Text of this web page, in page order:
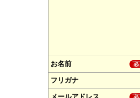
お名前
フリガナ